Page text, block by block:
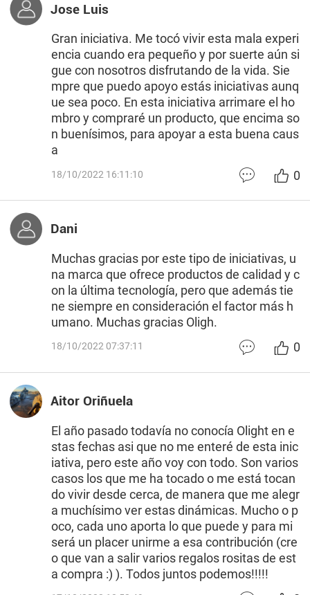
Jose Luis
Gran iniciativa. Me tocó vivir esta mala experi
encia cuando era pequeño y por suerte aún si
gue con nosotros disfrutando de la vida. Sie
mpre que puedo apoyo estás iniciativas aunq
ue sea poco. En esta iniciativa arrimare el ho
mbro y compraré un producto, que encima so
n buenísimos, para apoyar a esta buena caus
a
18/10/2022 16:11:10 0
Dani
Muchas gracias por este tipo de iniciativas, u
na marca que ofrece productos de calidad y c
on la última tecnología, pero que además tie
ne siempre en consideración el factor más h
umano. Muchas gracias Oligh.
18/10/2022 07:37:11 0
Aitor Oriñuela
El año pasado todavía no conocía Olight en e
stas fechas asi que no me enteré de esta inic
iativa, pero este año voy con todo. Son varios
casos los que me ha tocado o me está tocan
do vivir desde cerca, de manera que me alegr
a muchísimo ver estas dinámicas. Mucho o p
oco, cada uno aporta lo que puede y para mi
será un placer unirme a esa contribución (cre
o que van a salir varios regalos rositas de est
a compra :) ). Todos juntos podemos!!!!!